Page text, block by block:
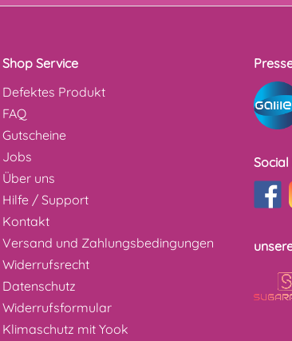
Shop Service
Defektes Produkt
FAQ
Gutscheine
Jobs
Über uns
Hilfe / Support
Kontakt
Versand und Zahlungsbedingungen
Widerrufsrecht
Datenschutz
Widerrufsformular
Klimaschutz mit Yook
Social